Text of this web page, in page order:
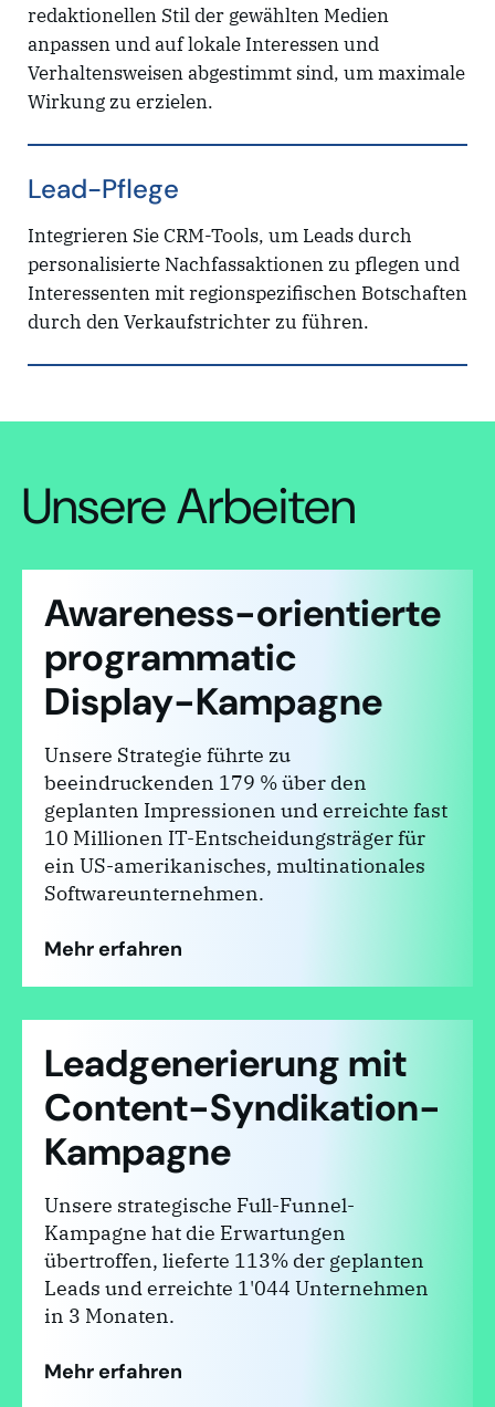
redaktionellen Stil der gewählten Medien
anpassen und auf lokale Interessen und
Verhaltensweisen abgestimmt sind, um maximale
Wirkung zu erzielen.
Lead-Pflege
Integrieren Sie CRM-Tools, um Leads durch
personalisierte Nachfassaktionen zu pflegen und
Interessenten mit regionspezifischen Botschaften
durch den Verkaufstrichter zu führen.
Unsere Arbeiten
Awareness-orientierte
programmatic
Display-Kampagne
Unsere Strategie führte zu
beeindruckenden 179 % über den
geplanten Impressionen und erreichte fast
10 Millionen IT-Entscheidungsträger für
ein US-amerikanisches, multinationales
Softwareunternehmen.
Mehr erfahren
Leadgenerierung mit
Content-Syndikation-
Kampagne
Unsere strategische Full-Funnel-
Kampagne hat die Erwartungen
übertroffen, lieferte 113% der geplanten
Leads und erreichte 1'044 Unternehmen
in 3 Monaten.
Mehr erfahren